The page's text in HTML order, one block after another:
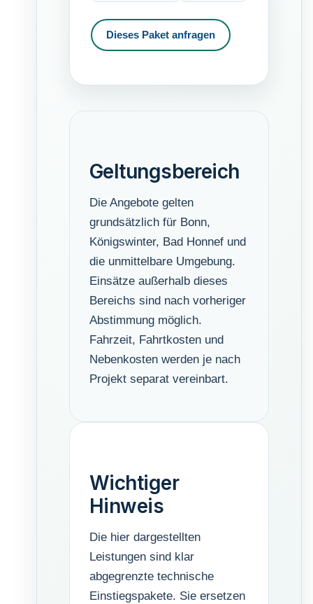
Dieses Paket anfragen
Geltungsbereich
Die Angebote gelten
grundsätzlich für Bonn,
Königswinter, Bad Honnef und
die unmittelbare Umgebung.
Einsätze außerhalb dieses
Bereichs sind nach vorheriger
Abstimmung möglich.
Fahrzeit, Fahrtkosten und
Nebenkosten werden je nach
Projekt separat vereinbart.
Wichtiger
Hinweis
Die hier dargestellten
Leistungen sind klar
abgegrenzte technische
Einstiegspakete. Sie ersetzen